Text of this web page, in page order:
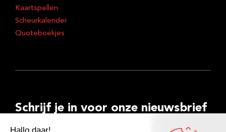
Kaartspellen
Scheurkalender
Quoteboekjes
Schrijf je in voor onze nieuwsbrief